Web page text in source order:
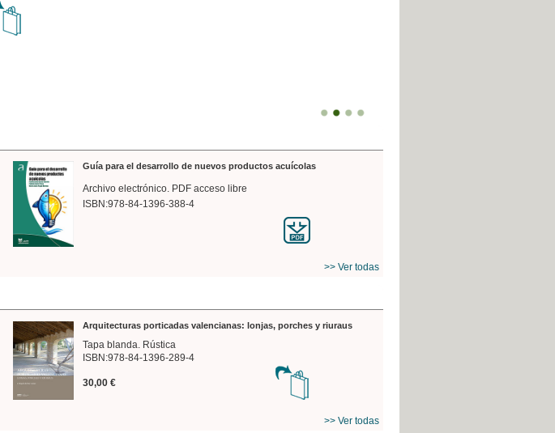
Guía para el desarrollo de nuevos productos acuícolas
Archivo electrónico. PDF acceso libre
ISBN:978-84-1396-388-4
>> Ver todas
Arquitecturas porticadas valencianas: lonjas, porches y riuraus
Tapa blanda. Rústica
ISBN:978-84-1396-289-4
30,00 €
>> Ver todas